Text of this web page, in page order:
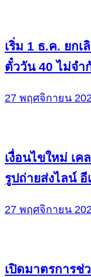
เริ่ม 1 ธ.ค. ยกเ
ตั๋ววัน 40 ไม่จำ
27 พฤศจิกายน
เงื่อนไขใหม่ เ
รูปถ่ายส่งไลน์ อี
27 พฤศจิกายน
เปิดมาตรการช่